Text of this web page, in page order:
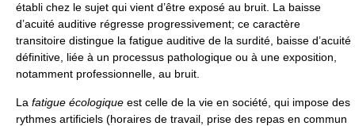
établi chez le sujet qui vient d’être exposé au bruit. La baisse
d’acuité auditive régresse progressivement; ce caractère
transitoire distingue la fatigue auditive de la surdité, baisse d’acuité
définitive, liée à un processus pathologique ou à une exposition,
notamment professionnelle, au bruit.
La fatigue écologique est celle de la vie en société, qui impose des
rythmes artificiels (horaires de travail, prise des repas en commun